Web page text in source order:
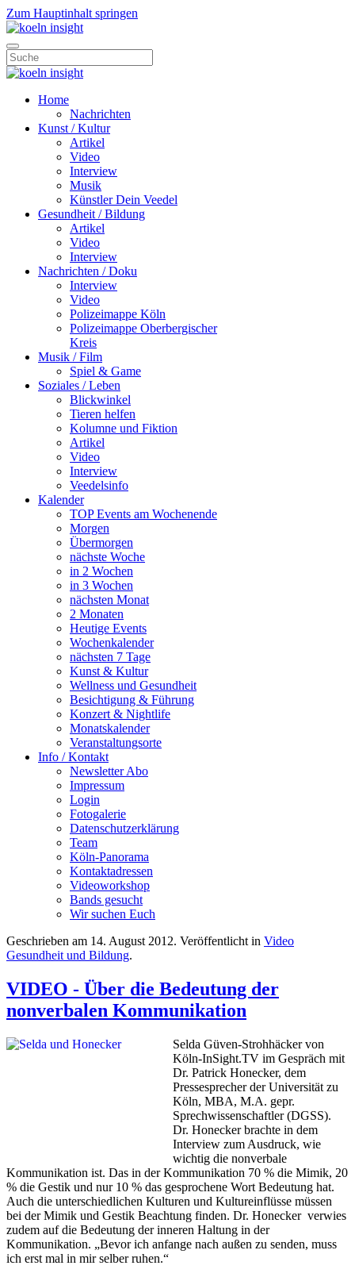
Zum Hauptinhalt springen
Home
Nachrichten
Kunst / Kultur
Artikel
Video
Interview
Musik
Künstler Dein Veedel
Gesundheit / Bildung
Artikel
Video
Interview
Nachrichten / Doku
Interview
Video
Polizeimappe Köln
Polizeimappe Oberbergischer
Kreis
Musik / Film
Spiel & Game
Soziales / Leben
Blickwinkel
Tieren helfen
Kolumne und Fiktion
Artikel
Video
Interview
Veedelsinfo
Kalender
TOP Events am Wochenende
Morgen
Übermorgen
nächste Woche
in 2 Wochen
in 3 Wochen
nächsten Monat
2 Monaten
Heutige Events
Wochenkalender
nächsten 7 Tage
Kunst & Kultur
Wellness und Gesundheit
Besichtigung & Führung
Konzert & Nightlife
Monatskalender
Veranstaltungsorte
Info / Kontakt
Newsletter Abo
Impressum
Login
Fotogalerie
Datenschutzerklärung
Team
Köln-Panorama
Kontaktadressen
Videoworkshop
Bands gesucht
Wir suchen Euch
Geschrieben am 14. August 2012. Veröffentlicht in Video
Gesundheit und Bildung.
VIDEO - Über die Bedeutung der
nonverbalen Kommunikation
Selda Güven-Strohhäcker von
Köln-InSight.TV im Gespräch mit
Dr. Patrick Honecker, dem
Pressesprecher der Universität zu
Köln, MBA, M.A. gepr.
Sprechwissenschaftler (DGSS).
Dr. Honecker brachte in dem
Interview zum Ausdruck, wie
wichtig die nonverbale
Kommunikation ist. Das in der Kommunikation 70 % die Mimik, 20
% die Gestik und nur 10 % das gesprochene Wort Bedeutung hat.
Auch die unterschiedlichen Kulturen und Kultureinflüsse müssen
bei der Mimik und Gestik Beachtung finden. Dr. Honecker verwies
zudem auf die Bedeutung der inneren Haltung in der
Kommunikation. „Bevor ich anfange nach außen zu senden, muss
ich erst mal in mir selber ruhen.“